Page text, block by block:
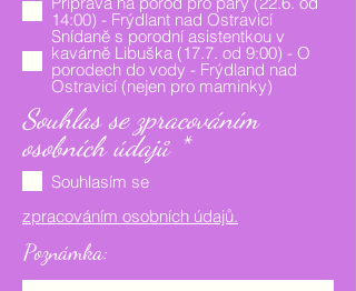
v
i
n
n
é
14:00) - Frýdlant nad Ostravicí
Snídaně s porodní asistentkou v
kavárně Libuška (17.7. od 9:00) - O
porodech do vody - Frýdland nad
Ostravicí (nejen pro maminky)
Souhlas se zpracováním
osobních údajů *P
i
n
Souhlasím se
zpracováním osobních údajů.
Poznámka: